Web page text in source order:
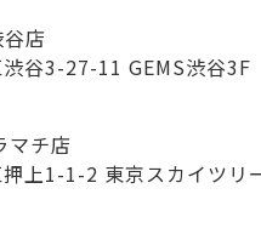
店
谷3-27-11 GEMS渋谷3F
マチ店
上1-1-2 東京スカイツリ